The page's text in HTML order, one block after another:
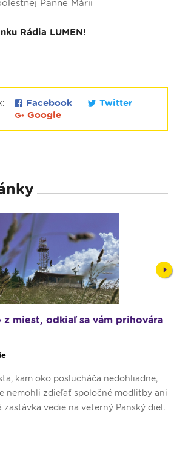
Panne Márii
Rádia LUMEN!
Facebook
Twitter
Google
z miest, odkiaľ sa vám prihovára
kam oko poslucháča nedohliadne,
nemohli zdieľať spoločné modlitby ani
zastávka vedie na veterný Panský diel.